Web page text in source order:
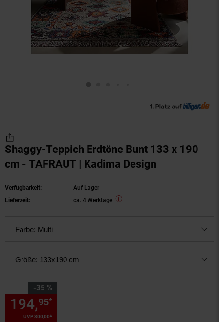
Shaggy-Teppich Erdtöne Bunt 133 x 190
cm - TAFRAUT | Kadima Design
Verfügbarkeit:
Auf Lager
Lieferzeit:
ca. 4 Werktage
Farbe: Multi
Größe: 133x190 cm
-35 %
Sie Sparen 35 Prozent,
UVP300,00*
194,95*